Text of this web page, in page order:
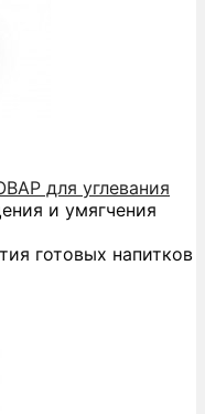
для углевания
и умягчения
готовых напитков